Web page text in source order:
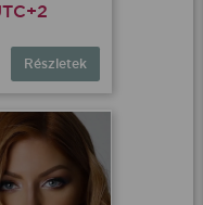
Részletek